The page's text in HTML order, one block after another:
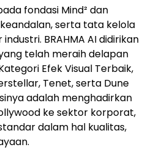
fondasi Mind² dan
serta tata kelola
BRAHMA AI didirikan
telah meraih delapan
Efek Visual Terbaik,
Tenet, serta Dune
adalah menghadirkan
ke sektor korporat,
dalam hal kualitas,